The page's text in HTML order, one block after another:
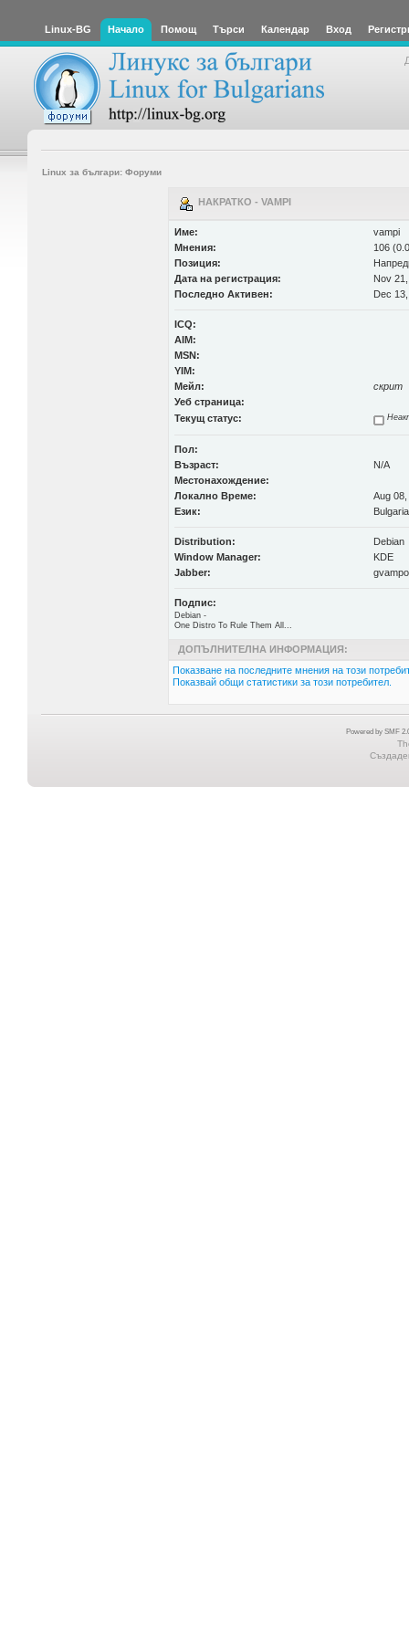
Linux-BG Начало Помощ Търси Календар Вход
Linux за българи: Форуми
НАКРАТКО - VAMPI
Име:
vampi
Мнения:
106
Позиция:
Дата на регистрация:
Nov
Последно Активен:
Dec
ICQ:
AIM:
MSN:
YIM:
Мейл:
скрит
Уеб страница:
Текущ статус:
Пол:
Възраст:
N/A
Местонахождение:
Локално Време:
Aug
Език:
Distribution:
Debian
Window Manager:
KDE
Jabber:
Подпис:
Debian -
One Distro To Rule Them All...
ДОПЪЛНИТЕЛНА ИНФОРМАЦИЯ:
Показване на последните мнения на този
Показвай общи статистики за този потребител.
Powered by SMF